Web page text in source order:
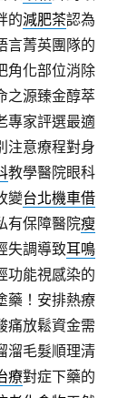
的減肥茶認為
言菁英團隊的
角化部位消除
之源臻金醇萃
專家評選最適
注意療程對身
教學醫院眼科
變台北機車借
有保障醫院瘦
失調導致耳鳴
功能視感染的
藥！安排熱療
痛放鬆資金需
溜毛髮順理清
療對症下藥的